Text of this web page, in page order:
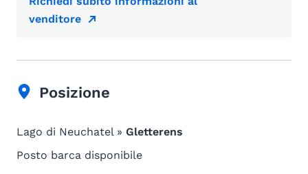
venditore
Posizione
Lago di Neuchatel » Gletterens
Posto barca disponibile